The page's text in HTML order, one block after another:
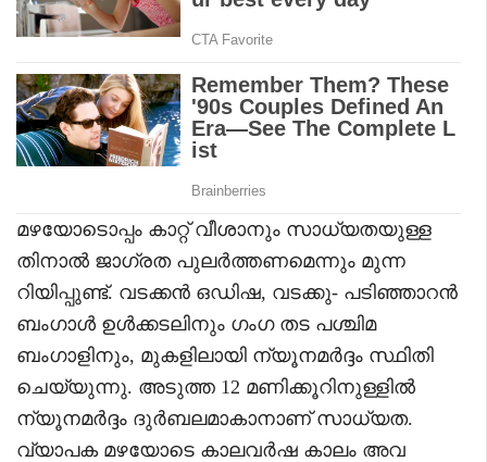
മഴയോടൊപ്പം കാറ്റ് വീശാനും സാധ്യതയുള്ള
തിനാൽ ജാഗ്രത പുലർത്തണമെന്നും മുന്ന
റിയിപ്പുണ്ട്. വടക്കൻ ഒഡിഷ, വടക്കു- പടിഞ്ഞാറൻ
ബംഗാൾ ഉൾക്കടലിനും ഗംഗ തട പശ്ചിമ
ബംഗാളിനും, മുകളിലായി ന്യൂനമർദ്ദം സ്ഥിതി
ചെയ്യുന്നു. അടുത്ത 12 മണിക്കൂറിനുള്ളിൽ
ന്യൂനമർദ്ദം ദുർബലമാകാനാണ് സാധ്യത.
വ്യാപക മഴയോടെ കാലവർഷ കാലം അവ